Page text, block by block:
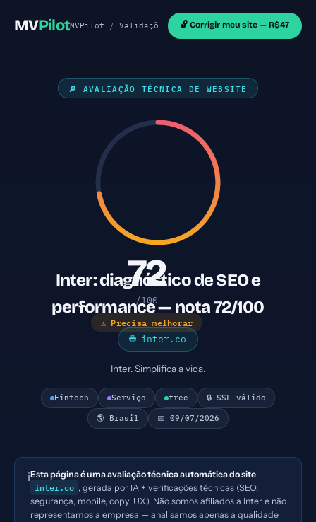
MVPilotMVPilot /Validações de MVP /Sites React/ Inter
🔓 Corrigir meu site — R$47
🔎 AVALIAÇÃO TÉCNICA DE WEBSITE
72
/100
⚠ Precisa melhorar
Inter: diagnóstico de SEO e
performance — nota 72/100
🌐 inter.co
Inter. Simplifica a vida.
Fintech Serviço free 🔒 SSL válido
🌎 Brasil 📅 09/07/2026
ℹ️Esta página é uma avaliação técnica automática do site
inter.co , gerada por IA + verificações técnicas (SEO,
segurança, mobile, copy, UX). Não somos afiliados a Inter e não
representamos a empresa — analisamos apenas a qualidade